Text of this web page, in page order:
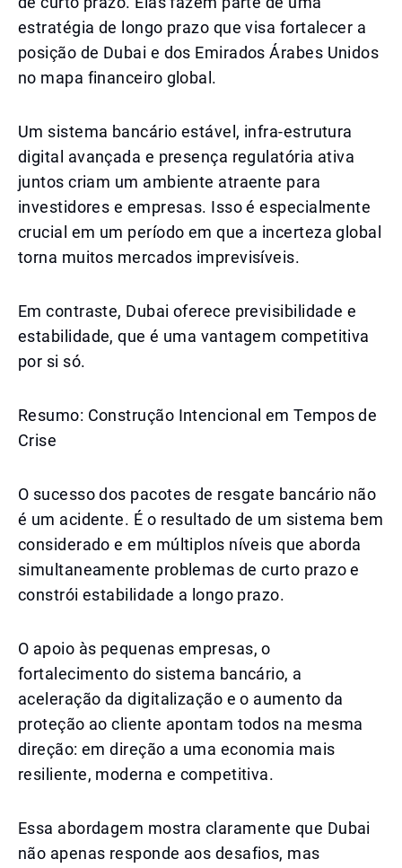
estratégia de longo prazo que visa fortalecer a
posição de Dubai e dos Emirados Árabes Unidos
no mapa financeiro global.
Um sistema bancário estável, infra-estrutura
digital avançada e presença regulatória ativa
juntos criam um ambiente atraente para
investidores e empresas. Isso é especialmente
crucial em um período em que a incerteza global
torna muitos mercados imprevisíveis.
Em contraste, Dubai oferece previsibilidade e
estabilidade, que é uma vantagem competitiva
por si só.
Resumo: Construção Intencional em Tempos de
Crise
O sucesso dos pacotes de resgate bancário não
é um acidente. É o resultado de um sistema bem
considerado e em múltiplos níveis que aborda
simultaneamente problemas de curto prazo e
constrói estabilidade a longo prazo.
O apoio às pequenas empresas, o
fortalecimento do sistema bancário, a
aceleração da digitalização e o aumento da
proteção ao cliente apontam todos na mesma
direção: em direção a uma economia mais
resiliente, moderna e competitiva.
Essa abordagem mostra claramente que Dubai
não apenas responde aos desafios, mas